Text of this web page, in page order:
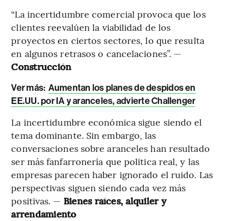
“La incertidumbre comercial provoca que los
clientes reevalúen la viabilidad de los
proyectos en ciertos sectores, lo que resulta
en algunos retrasos o cancelaciones”. —
Construcción
Ver más: Aumentan los planes de despidos en
EE.UU. por IA y aranceles, advierte Challenger
La incertidumbre económica sigue siendo el
tema dominante. Sin embargo, las
conversaciones sobre aranceles han resultado
ser más fanfarronería que política real, y las
empresas parecen haber ignorado el ruido. Las
perspectivas siguen siendo cada vez más
positivas. — Bienes raíces, alquiler y
arrendamiento